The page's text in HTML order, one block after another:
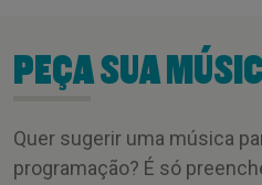
PEÇA SUA
Quer sugerir uma música
programação? É só